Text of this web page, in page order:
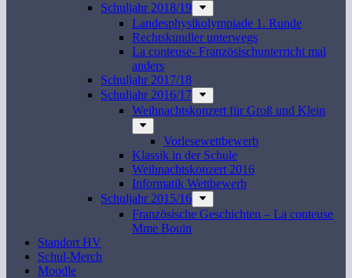
Schuljahr 2018/19
Landesphysikolympiade 1. Runde
Rechtskundler unterwegs
La conteuse- Französischunterricht mal
anders
Schuljahr 2017/18
Schuljahr 2016/17
Weihnachtskonzert für Groß und Klein
Vorlesewettbewerb
Klassik in der Schule
Weihnachtskonzert 2016
Informatik Wettbewerb
Schuljahr 2015/16
Französische Geschichten – La conteuse
Mme Bouin
Standort HV
Schul-Merch
Moodle